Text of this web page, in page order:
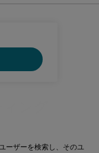
ーザーを検索し、そのユ